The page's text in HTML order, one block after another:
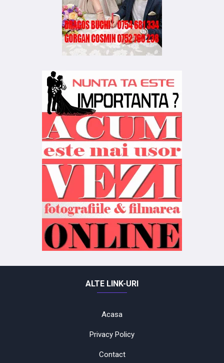
ALTE LINK-URI
Acasa
Privacy Policy
Contact